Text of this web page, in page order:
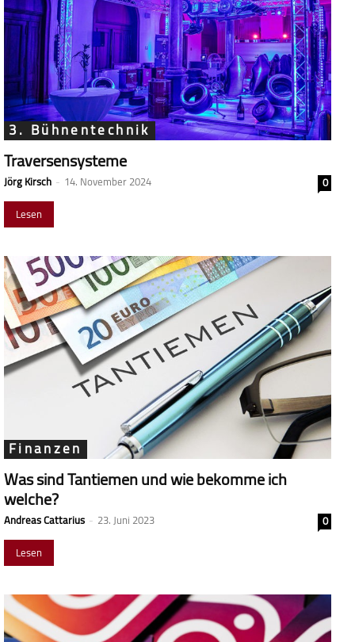
3. Bühnentechnik
Traversensysteme
Jörg Kirsch - 14. November 2024
0
Lesen
Finanzen
Was sind Tantiemen und wie bekomme ich
welche?
Andreas Cattarius - 23. Juni 2023
0
Lesen